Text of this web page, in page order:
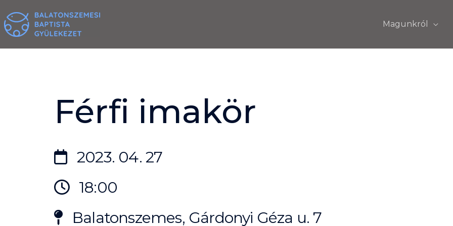
to
content
Magunkról
Férfi imakör
2023. 04. 27
18:00
Balatonszemes, Gárdonyi Géza u. 7